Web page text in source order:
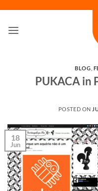
content
BLOG
PUKACA in
POSTED ON
18
Jun